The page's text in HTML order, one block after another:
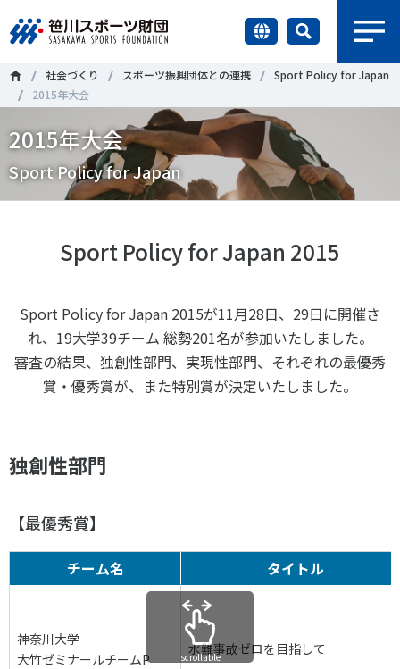
財団情報
研究員紹介
調査・研究
社会づくり
知る学ぶ
ニュース
メールマガジン
「SSFニュース」
会員登録
＃誰が子どものスポーツをささえるのか ＃部活動
＃アクティブなまちづくり ＃日本人の身体活動と健康寿命
調査・研究
政策提言
障害者スポーツ
スポーツによるまちづくり
スポーツ・ガバナンス
スポーツ政策・予算
健康とスポーツ
社会づくり スポーツ振興団体との連携
Sport Policy for Japan
2015年大会
2015年大会
Sport Policy for Japan
Sport Policy for Japan 2015
Sport Policy for Japan 2015が11月28日、29日に開催さ
れ、19大学39チーム 総勢201名が参加いたしました。
審査の結果、独創性部門、実現性部門、それぞれの最優秀
賞・優秀賞が、また特別賞が決定いたしました。
独創性部門
【最優秀賞】
チーム名 タイトル
神奈川大学
大竹ゼミナールチームP
水難事故ゼロを目指して
scrollable